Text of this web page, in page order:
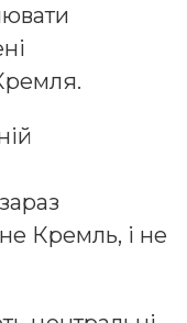
Кремль, і не